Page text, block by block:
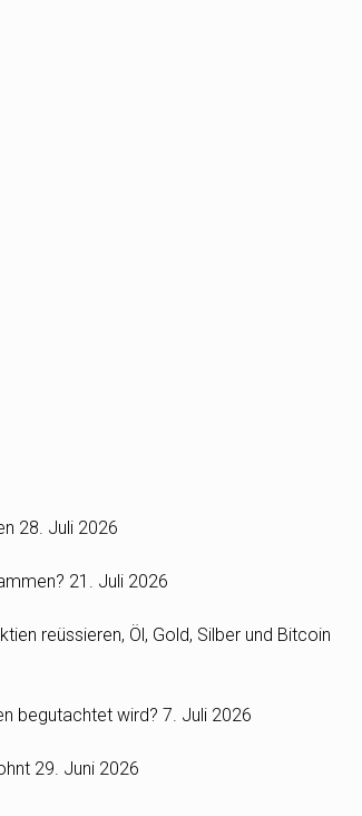
28. Juli 2026
21. Juli 2026
reüssieren, Öl, Gold, Silber und Bitcoin
begutachtet wird? 7. Juli 2026
29. Juni 2026